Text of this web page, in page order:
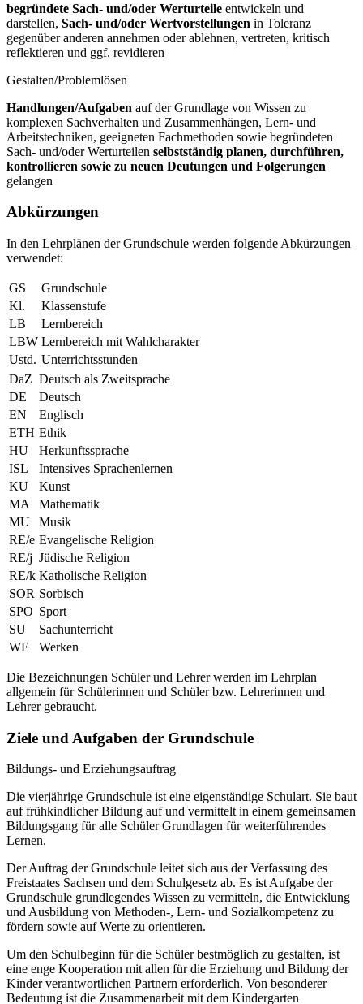
begründete Sach- und/oder Werturteile entwickeln und
darstellen, Sach- und/oder Wertvorstellungen in Toleranz
gegenüber anderen annehmen oder ablehnen, vertreten, kritisch
reflektieren und ggf. revidieren
Gestalten/Problemlösen
Handlungen/Aufgaben auf der Grundlage von Wissen zu
komplexen Sachverhalten und Zusammenhängen, Lern- und
Arbeitstechniken, geeigneten Fachmethoden sowie begründeten
Sach- und/oder Werturteilen selbstständig planen, durchführen,
kontrollieren sowie zu neuen Deutungen und Folgerungen
gelangen
Abkürzungen
In den Lehrplänen der Grundschule werden folgende Abkürzungen
verwendet:
GS
Grundschule
Kl.
Klassenstufe
LB
Lernbereich
LBW Lernbereich mit Wahlcharakter
Ustd. Unterrichtsstunden
DaZ Deutsch als Zweitsprache
DE
Deutsch
EN
Englisch
ETH Ethik
HU
Herkunftssprache
ISL
Intensives Sprachenlernen
KU
Kunst
MA
Mathematik
MU
Musik
RE/e Evangelische Religion
RE/j Jüdische Religion
RE/k Katholische Religion
SOR Sorbisch
SPO Sport
SU
Sachunterricht
WE
Werken
Die Bezeichnungen Schüler und Lehrer werden im Lehrplan
allgemein für Schülerinnen und Schüler bzw. Lehrerinnen und
Lehrer gebraucht.
Ziele und Aufgaben der Grundschule
Bildungs- und Erziehungsauftrag
Die vierjährige Grundschule ist eine eigenständige Schulart. Sie baut
auf frühkindlicher Bildung auf und vermittelt in einem gemeinsamen
Bildungsgang für alle Schüler Grundlagen für weiterführendes
Lernen.
Der Auftrag der Grundschule leitet sich aus der Verfassung des
Freistaates Sachsen und dem Schulgesetz ab. Es ist Aufgabe der
Grundschule grundlegendes Wissen zu vermitteln, die Entwicklung
und Ausbildung von Methoden-, Lern- und Sozialkompetenz zu
fördern sowie auf Werte zu orientieren.
Um den Schulbeginn für die Schüler bestmöglich zu gestalten, ist
eine enge Kooperation mit allen für die Erziehung und Bildung der
Kinder verantwortlichen Partnern erforderlich. Von besonderer
Bedeutung ist die Zusammenarbeit mit dem Kindergarten